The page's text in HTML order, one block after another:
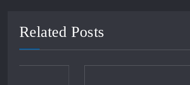
Related Posts